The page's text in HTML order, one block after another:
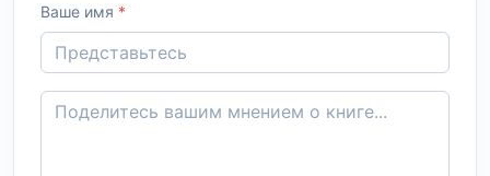
Ваше имя *